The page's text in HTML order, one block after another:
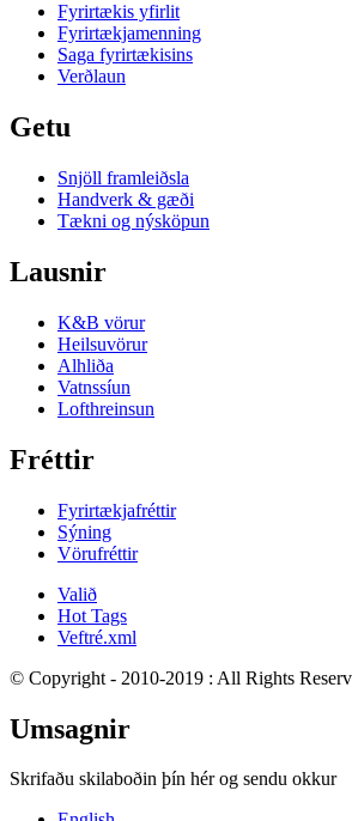
Fyrirtækis yfirlit
Fyrirtækjamenning
Saga fyrirtækisins
Verðlaun
Getu
Snjöll framleiðsla
Handverk & gæði
Tækni og nýsköpun
Lausnir
K&B vörur
Heilsuvörur
Alhliða
Vatnssíun
Lofthreinsun
Fréttir
Fyrirtækjafréttir
Sýning
Vörufréttir
Valið
Hot Tags
Veftré.xml
© Copyright - 2010-2019 : All Rights
Umsagnir
Skrifaðu skilaboðin þín hér og sendu okkur